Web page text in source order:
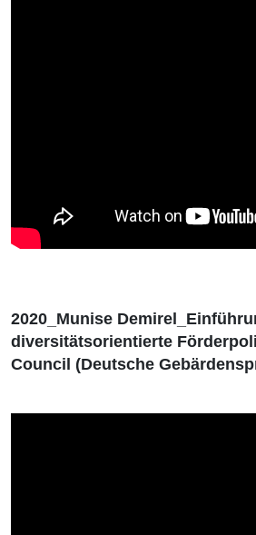
2020_Munise
diversitätsorientierte
Council (Deutsche